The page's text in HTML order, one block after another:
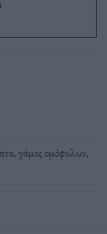
,γάμος ομόφυλων,